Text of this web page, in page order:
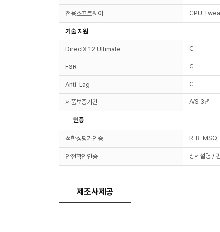
전용소프트웨어 GPU
기술 지원
DirectX 12 Ultimate O
FSR O
Anti-Lag O
제품보증기간 A/S 3년
인증
적합성평가인증 R-R-
안전확인인증 상세설명 /
제조사제공